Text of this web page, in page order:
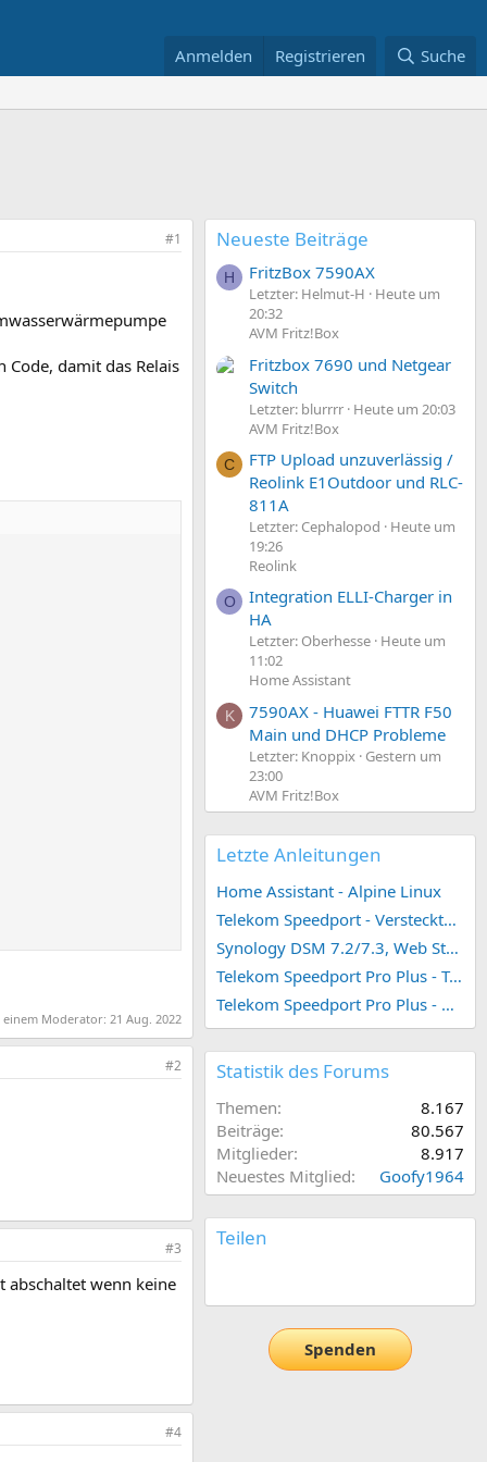
Anmelden Registrieren Suche
#1
damit das Relais
Moderator: 21 Aug. 2022
#2
#3
abschaltet wenn keine
#4
Neueste Beiträge
H FritzBox 7590AX
Letzter: Helmut-H
Heute um
20:32
AVM Fritz!Box
Fritzbox 7690 und Netgear
Switch
Letzter: blurrrr Heute um 20:03
AVM Fritz!Box
C
FTP Upload unzuverlässig /
Reolink E1Outdoor und RLC-
811A
Letzter: Cephalopod
Heute um
19:26
Reolink
O
Integration ELLI-Charger in
HA
Letzter: Oberhesse Heute um
11:02
Home Assistant
K
7590AX - Huawei FTTR F50
Main und DHCP Probleme
Letzter: Knoppix
Gestern um
23:00
AVM Fritz!Box
Letzte Anleitungen
Home Assistant - Alpine Linux
Telekom Speedport - Versteckte Konfigurationen
Synology DSM 7.2/7.3, Web Station 4, Webdienst und Webportal erstellen (ehemals vHost)
Telekom Speedport Pro Plus - Telefonie einrichten
Telekom Speedport Pro Plus - Netzwerk einrichten
Statistik des Forums
Themen
8.167
Beiträge
80.567
Mitglieder
8.917
Neuestes Mitglied
Goofy1964
Teilen
Spenden